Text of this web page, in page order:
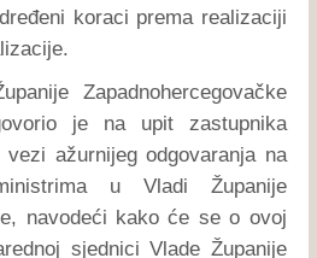
koraci prema realizaciji
Zapadnohercegovačke
je na upit zastupnika
ažurnijeg odgovaranja na
u Vladi Županije
navodeći kako će se o ovoj
sjednici Vlade Županije